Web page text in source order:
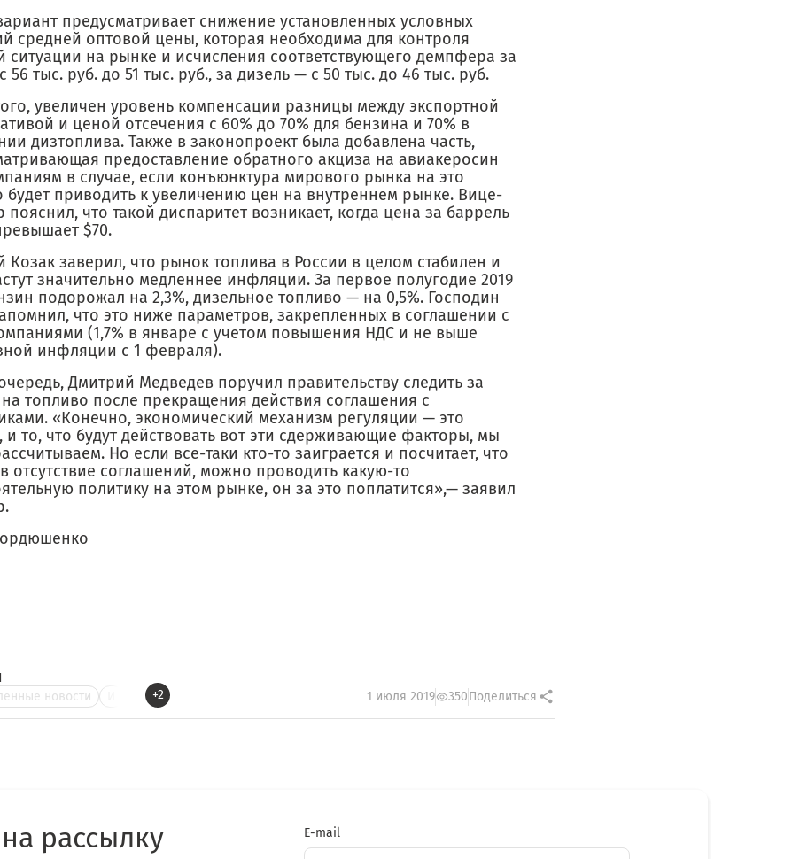
предусматривает снижение установленных условных
средней оптовой цены, которая необходима для контроля
ситуации на рынке и исчисления соответствующего демпфера за
56 тыс. руб. до 51 тыс. руб., за дизель — с 50 тыс. до 46 тыс. руб.
увеличен уровень компенсации разницы между экспортной
и ценой отсечения с 60% до 70% для бензина и 70% в
дизтоплива. Также в законопроект была добавлена часть,
предоставление обратного акциза на авиакеросин
в случае, если конъюнктура мирового рынка на это
будет приводить к увеличению цен на внутреннем рынке. Вице-
пояснил, что такой диспаритет возникает, когда цена за баррель
$70.
Козак заверил, что рынок топлива в России в целом стабилен и
значительно медленнее инфляции. За первое полугодие 2019
подорожал на 2,3%, дизельное топливо — на 0,5%. Господин
что это ниже параметров, закрепленных в соглашении с
(1,7% в январе с учетом повышения НДС и не выше
инфляции с 1 февраля).
Дмитрий Медведев поручил правительству следить за
топливо после прекращения действия соглашения с
«Конечно, экономический механизм регуляции — это
то, что будут действовать вот эти сдерживающие факторы, мы
Но если все-таки кто-то заиграется и посчитает, что
отсутствие соглашений, можно проводить какую-то
политику на этом рынке, он за это поплатится»,— заявил
новости +2 1 июля 2019 350Поделиться
рассылку E-mail